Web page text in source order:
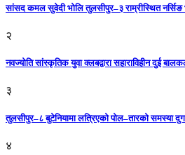
सांसद कमल सुवेदी भोलि तुलसीपुर–३ राम्रीस्थित नर्सिङ
२
नवज्योति सांस्कृतिक युवा क्लबद्वारा सहाराविहीन दुई
३
तुलसीपुर–८ बुटेनियामा लत्रिएको पोल–तारको समस्या
४